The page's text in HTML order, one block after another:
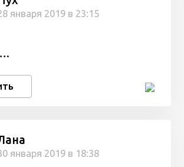
января 2019 в 23:15
января 2019 в 18:38